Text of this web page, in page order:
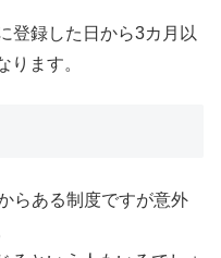
登録した日から3カ月以
ります。
らある制度ですが意外